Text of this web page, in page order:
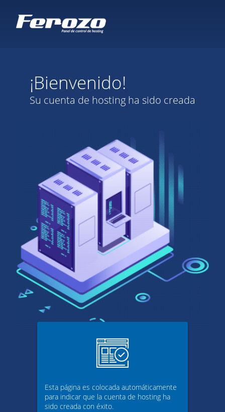
¡Bienvenido!
Su cuenta de hosting ha sido creada
Esta página es colocada automáticamente
para indicar que la cuenta de hosting ha
sido creada con éxito.